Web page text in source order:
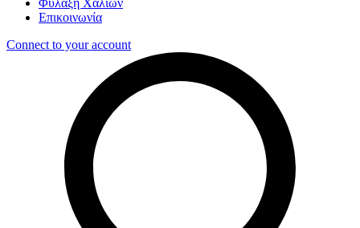
Φύλαξη Χαλιών
Επικοινωνία
Connect to your account